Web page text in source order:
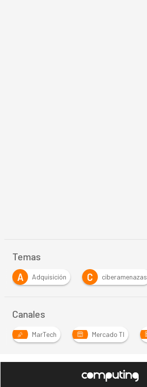
Temas
A
Adquisición C ciberamenazas
Canales
MarTech Mercado TI